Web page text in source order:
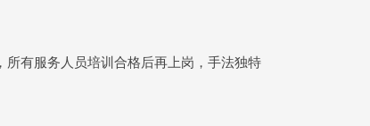
所有服务人员培训合格后再上岗，手法独特